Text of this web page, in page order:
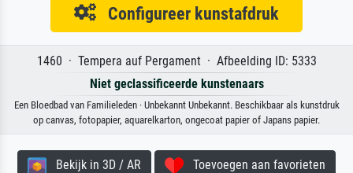
Configureer kunstafdruk
1460 · Tempera auf Pergament · Afbeelding ID: 5333
Niet geclassificeerde kunstenaars
Een Bloedbad van Familieleden · Unbekannt Unbekannt. Beschikbaar als kunstdruk
op canvas, fotopapier, aquarelkarton, ongecoat papier of Japans papier.
Bekijk in 3D / AR Toevoegen aan favorieten